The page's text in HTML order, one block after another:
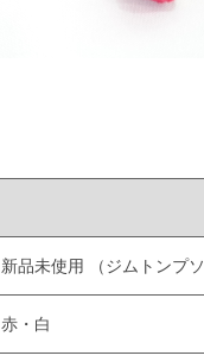
新品未使用 （ジムトン
赤・白